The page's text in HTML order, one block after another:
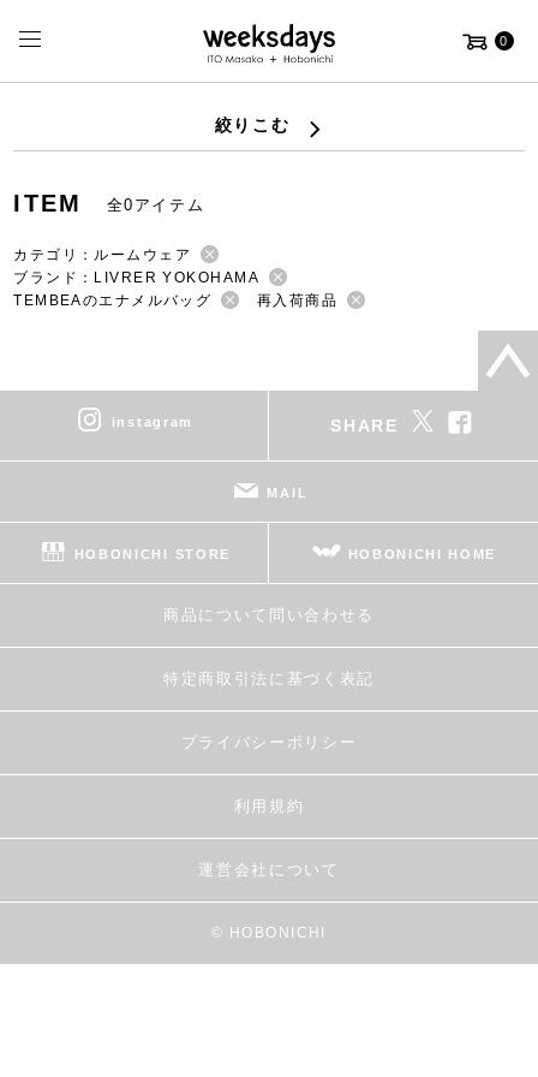
0
絞りこむ
ITEM 全0アイテム
カテゴリ：ルームウェア
ブランド：LIVRER YOKOHAMA
TEMBEAのエナメルバッグ
再入荷商品
instagram SHARE
MAIL
HOBONICHI STORE HOBONICHI HOME
商品について問い合わせる
特定商取引法に基づく表記
プライバシーポリシー
利用規約
運営会社について
© HOBONICHI